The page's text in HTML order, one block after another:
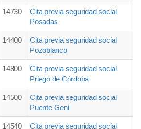
14730
Cita previa seguridad social
Posadas
14400
Cita previa seguridad social
Pozoblanco
14800
Cita previa seguridad social
Priego de Córdoba
14500
Cita previa seguridad social
Puente Genil
14540
Cita previa seguridad social